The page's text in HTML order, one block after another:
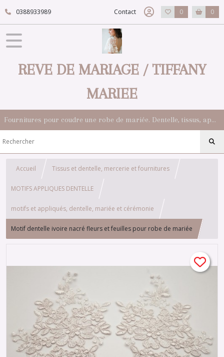
0388933989 Contact 0 0
REVE DE MARIAGE / TIFFANY
MARIEE
Fournitures pour coudre une robe de mariée. Dentelle, tissus, appliqués, galons, boutons. Robes et accessoires pour la mariée.
Accueil Tissus et dentelle, mercerie et fournitures
MOTIFS APPLIQUES DENTELLE
motifs et appliqués, dentelle, mariée et cérémonie
Motif dentelle ivoire nacré fleurs et feuilles pour robe de mariée